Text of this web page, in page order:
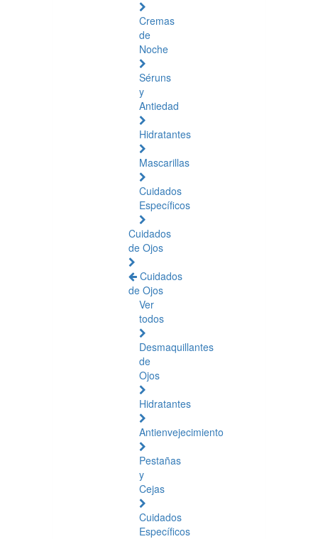
Cremas
de
Noche
Séruns
y
Antiedad
Hidratantes
Mascarillas
Cuidados
Específicos
Cuidados
de Ojos
Cuidados
de Ojos
Ver
todos
Desmaquillantes
de
Ojos
Hidratantes
Antienvejecimiento
Pestañas
y
Cejas
Cuidados
Específicos